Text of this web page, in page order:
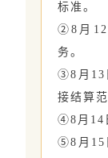
标准。
②8月12
务。
③8月13
接结算范
④8月14
⑤8月15